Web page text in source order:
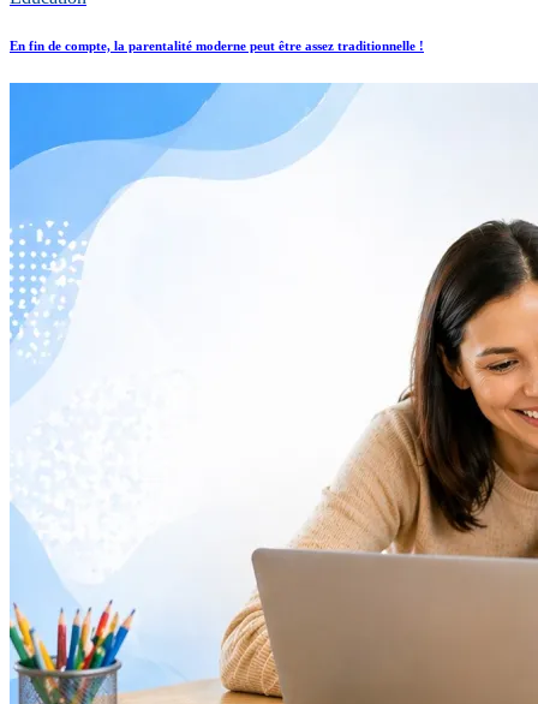
En fin de compte, la parentalité moderne peut être assez traditionnelle !